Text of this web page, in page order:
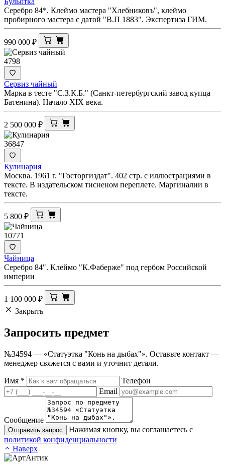
Серебро 84*. Клеймо мастера "Хлебниковъ", клеймо
пробирного мастера с датой "В.П 1883". Экспертиза ГИМ.
990 000 ₽
4798
Сервиз чайный
Марка в тесте "С.З.К.Б." (Санкт-петербургский завод купца
Батенина). Начало XIX века.
2 500 000 ₽
36847
Кулинария
Москва. 1961 г. "Госторгиздат". 402 стр. с иллюстрациями в
тексте. В издательском тисненом переплете. Маргиналии в
тексте.
5 800 ₽
10771
Чайница
Серебро 84". Клеймо "К.Фаберже" под гербом Российской
империи
1 100 000 ₽
Закрыть
Запросить предмет
№34594 — «Статуэтка "Конь на дыбах"». Оставьте контакт —
менеджер свяжется с вами и уточнит детали.
Имя *
Телефон
Email
Сообщение
Отправить запрос
Нажимая кнопку, вы соглашаетесь с
политикой конфиденциальности
Наверх